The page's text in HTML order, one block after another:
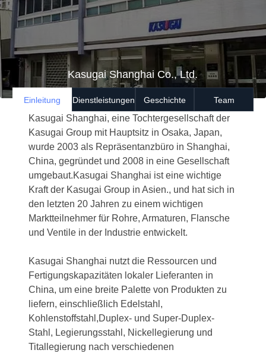
Kasugai Shanghai Co., Ltd.
Einleitung Dienstleistungen Geschichte Team
Kasugai Shanghai, eine Tochtergesellschaft der
Kasugai Group mit Hauptsitz in Osaka, Japan,
wurde 2003 als Repräsentanzbüro in Shanghai,
China, gegründet und 2008 in eine Gesellschaft
umgebaut.Kasugai Shanghai ist eine wichtige
Kraft der Kasugai Group in Asien., und hat sich in
den letzten 20 Jahren zu einem wichtigen
Marktteilnehmer für Rohre, Armaturen, Flansche
und Ventile in der Industrie entwickelt.
Kasugai Shanghai nutzt die Ressourcen und
Fertigungskapazitäten lokaler Lieferanten in
China, um eine breite Palette von Produkten zu
liefern, einschließlich Edelstahl,
Kohlenstoffstahl,Duplex- und Super-Duplex-
Stahl, Legierungsstahl, Nickellegierung und
Titallegierung nach verschiedenen